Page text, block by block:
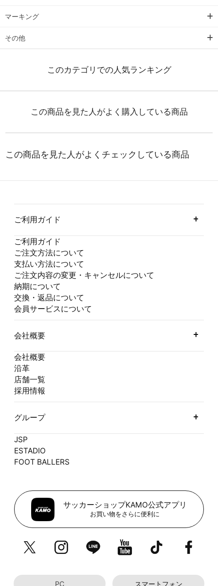
マーキング
その他
ご利用ガイド
ご利用ガイド
ご注文方法について
支払い方法について
ご注文内容の変更・キャンセルについて
納期について
交換・返品について
会員サービスについて
会社概要
会社概要
沿革
店舗一覧
採用情報
グループ
JSP
ESTADIO
FOOT BALLERS
サッカーショップKAMO公式アプリ
お買い物をさらに便利に
PC スマートフォン